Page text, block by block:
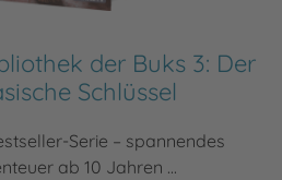
der Buks 3: Der
Schlüssel
Serie – spannendes
ab 10 Jahren ...